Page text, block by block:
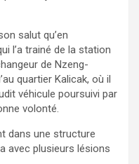
salut qu’en
l’a trainé de la station
de Nzeng-
quartier Kalicak, où il
véhicule poursuivi par
volonté.
dans une structure
avec plusieurs lésions